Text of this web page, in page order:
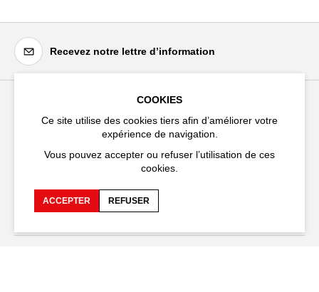
Recevez notre lettre d’information
Festival d'Avignon
20 rue du Portail Boquier,
+33 (0)4 90 27 66 50
COOKIES
Ce site utilise des cookies tiers afin d’améliorer votre
expérience de navigation.
Vous pouvez accepter ou refuser l’utilisation de ces
cookies.
ACCEPTER REFUSER